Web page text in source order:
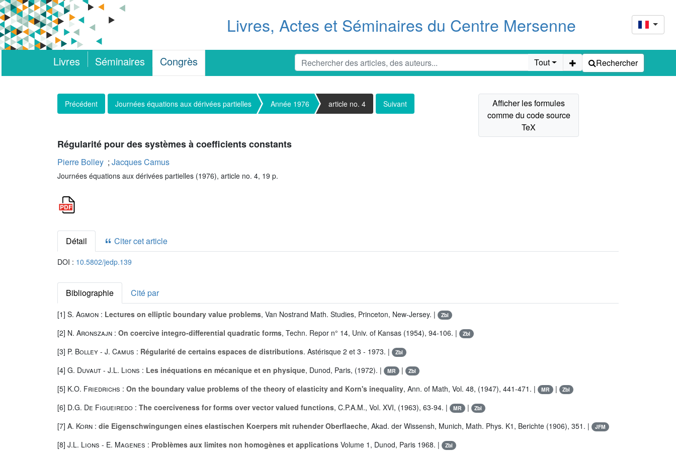
Livres, Actes et Séminaires du Centre Mersenne
Livres Séminaires Congrès Tout Rechercher
Précédent Journées équations aux dérivées partielles Année 1976 article no. 4 Suivant
Régularité pour des systèmes à coefficients constants
Pierre Bolley ; Jacques Camus
Journées équations aux dérivées partielles (1976), article no. 4, 19 p.
Détail Citer cet article
DOI : 10.5802/jedp.139
Bibliographie Cité par
[1] S. Agmon : Lectures on elliptic boundary value problems, Van Nostrand Math. Studies, Princeton, New-Jersey. | Zbl
[2] N. Aronszajn : On coercive integro-differential quadratic forms, Techn. Repor n° 14, Univ. of Kansas (1954), 94-106. | Zbl
[3] P. Bolley - J. Camus : Régularité de certains espaces de distributions. Astérisque 2 et 3 - 1973. | Zbl
[4] G. Duvaut - J.L. Lions : Les inéquations en mécanique et en physique, Dunod, Paris, (1972). | MR | Zbl
[5] K.O. Friedrichs : On the boundary value problems of the theory of elasticity and Korn's inequality, Ann. of Math, Vol. 48, (1947), 441-471. | MR | Zbl
[6] D.G. De Figueiredo : The coerciveness for forms over vector valued functions, C.P.A.M., Vol. XVI, (1963), 63-94. | MR | Zbl
[7] A. Korn : die Eigenschwingungen eines elastischen Koerpers mit ruhender Oberflaeche, Akad. der Wissensh, Munich, Math. Phys. K1, Berichte (1906), 351. | JFM
[8] J.L. Lions - E. Magenes : Problèmes aux limites non homogènes et applications Volume 1, Dunod, Paris 1968. | Zbl